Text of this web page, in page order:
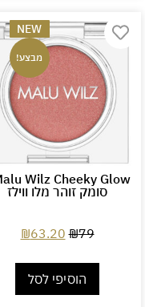
NEW
מבצע!
סומק זוהר מלו ווילז
₪79
₪63.20
הוסיפי לסל